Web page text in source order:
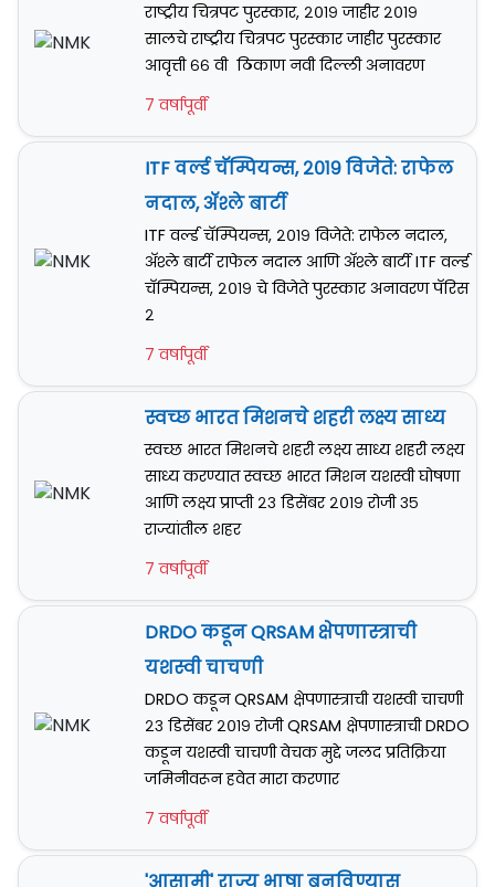
राष्ट्रीय चित्रपट पुरस्कार, २०१९ जाहीर २०१९
सालचे राष्ट्रीय चित्रपट पुरस्कार जाहीर पुरस्कार
आवृत्ती ६६ वी ठिकाण नवी दिल्ली अनावरण
7 वर्षापूर्वी
ITF वर्ल्ड चॅम्पियन्स, २०१९ विजेते: राफेल
नदाल, अ‍ॅश्ले बार्टी
ITF वर्ल्ड चॅम्पियन्स, २०१९ विजेते: राफेल नदाल,
अ‍ॅश्ले बार्टी राफेल नदाल आणि अ‍ॅश्ले बार्टी ITF वर्ल्ड
चॅम्पियन्स, २०१९ चे विजेते पुरस्कार अनावरण पॅरिस
२
7 वर्षापूर्वी
स्वच्छ भारत मिशनचे शहरी लक्ष्य साध्य
स्वच्छ भारत मिशनचे शहरी लक्ष्य साध्य शहरी लक्ष्य
साध्य करण्यात स्वच्छ भारत मिशन यशस्वी घोषणा
आणि लक्ष्य प्राप्ती २३ डिसेंबर २०१९ रोजी ३५
राज्यांतील शहर
7 वर्षापूर्वी
DRDO कडून QRSAM क्षेपणास्त्राची
यशस्वी चाचणी
DRDO कडून QRSAM क्षेपणास्त्राची यशस्वी चाचणी
२३ डिसेंबर २०१९ रोजी QRSAM क्षेपणास्त्राची DRDO
कडून यशस्वी चाचणी वेचक मुद्दे जलद प्रतिक्रिया
जमिनीवरून हवेत मारा करणार
7 वर्षापूर्वी